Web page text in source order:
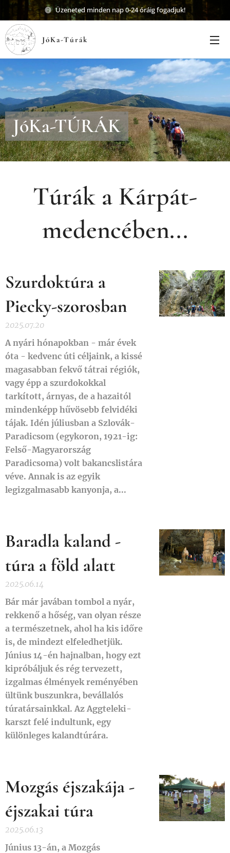
Üzeneted minden nap 0-24 óráig fogadjuk!
JóKa-Túrák
JóKa-TÚRÁK
Túrák a Kárpát-
medencében...
Szurdoktúra a
Piecky-szorosban
2025.07.20
A nyári hónapokban - már évek
óta - kedvenc úti céljaink, a kissé
magasabban fekvő tátrai régiók,
vagy épp a szurdokokkal
tarkított, árnyas, de a hazaitól
mindenképp hűvösebb felvidéki
tájak. Idén júliusban a Szlovák-
Paradicsom (egykoron, 1921-ig:
Felső-Magyarország
Paradicsoma) volt bakancslistára
véve. Annak is az egyik
legizgalmasabb kanyonja, a...
Baradla kaland -
túra a föld alatt
2025.06.14
Bár már javában tombol a nyár,
rekkenő a hőség, van olyan része
a természetnek, ahol ha kis időre
is, de mindezt elfeledhetjük.
Június 14-én hajnalban, hogy ezt
kipróbáljuk és rég tervezett,
izgalmas élmények reményében
ültünk buszunkra, bevállalós
túratársainkkal. Az Aggteleki-
karszt felé indultunk, egy
különleges kalandtúrára.
Mozgás éjszakája -
éjszakai túra
2025.06.13
Június 13-án, a Mozgás